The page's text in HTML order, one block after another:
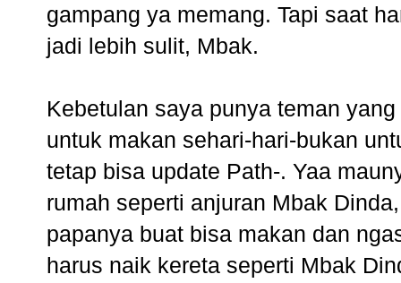
gampang ya memang. Tapi saat
jadi lebih sulit, Mbak.
Kebetulan saya punya teman
untuk makan sehari-hari-bukan
tetap bisa update Path-. Yaa
rumah seperti anjuran Mbak
papanya buat bisa makan dan
harus naik kereta seperti Mbak